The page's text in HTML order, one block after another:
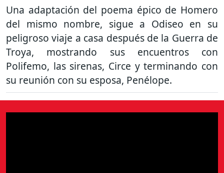
Una adaptación del poema épico de Homero
del mismo nombre, sigue a Odiseo en su
peligroso viaje a casa después de la Guerra de
Troya, mostrando sus encuentros con
Polifemo, las sirenas, Circe y terminando con
su reunión con su esposa, Penélope.